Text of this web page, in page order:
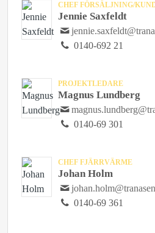
CHEF FÖRSÄLJNING/
Jennie Saxfeldt
0140-692 21
PROJEKTLEDARE
Magnus Lundberg
0140-69 301
CHEF FJÄRRVÄRME
Johan Holm
0140-69 361